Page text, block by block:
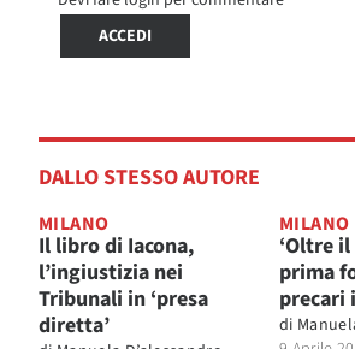
ACCEDI
DALLO STESSO AUTORE
MILANO
Il libro di Iacona,
l’ingiustizia nei
Tribunali in ‘presa
diretta’
MILANO
‘Oltre il
prima
precari
di